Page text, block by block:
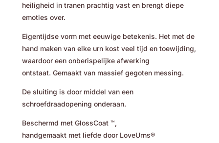
heiligheid in tranen prachtig vast en brengt diepe
emoties over.
Eigentijdse vorm met eeuwige betekenis. Het met de
hand maken van elke urn kost veel tijd en toewijding,
waardoor een onberispelijke afwerking
ontstaat. Gemaakt van massief gegoten messing.
De sluiting is door middel van een
schroefdraadopening onderaan.
Beschermd met GlossCoat ™,
handgemaakt met liefde door LoveUrns®